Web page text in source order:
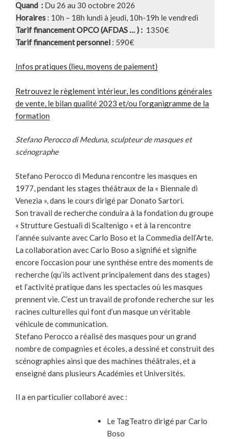
Quand : Du 26 au 30 octobre 2026
Horaires : 10h – 18h lundi à jeudi, 10h-19h le vendredi
Tarif financement OPCO (AFDAS … ) : 1350€
Tarif financement personnel : 590€
Infos pratiques (lieu, moyens de paiement)
Retrouvez le règlement intérieur, les conditions générales
de vente, le bilan qualité 2023 et/ou l’organigramme de la
formation
Stefano Perocco di Meduna, sculpteur de masques et
scénographe
Stefano Perocco di Meduna rencontre les masques en
1977, pendant les stages théâtraux de la « Biennale di
Venezia », dans le cours dirigé par Donato Sartori.
Son travail de recherche conduira à la fondation du groupe
« Strutture Gestuali di Scaltenigo » et à la rencontre
l’année suivante avec Carlo Boso et la Commedia dell’Arte.
La collaboration avec Carlo Boso a signifié et signifie
encore l’occasion pour une synthèse entre des moments de
recherche (qu’ils activent principalement dans des stages)
et l’activité pratique dans les spectacles où les masques
prennent vie. C’est un travail de profonde recherche sur les
racines culturelles qui font d’un masque un véritable
véhicule de communication.
Stefano Perocco a réalisé des masques pour un grand
nombre de compagnies et écoles, a dessiné et construit des
scénographies ainsi que des machines théâtrales, et a
enseigné dans plusieurs Académies et Universités.
Il a en particulier collaboré avec :
Le TagTeatro dirigé par Carlo
Boso